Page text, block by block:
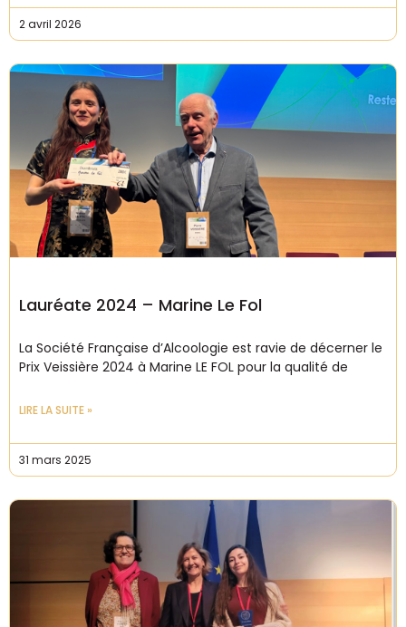
2 avril 2026
Lauréate 2024 – Marine Le Fol
La Société Française d’Alcoologie est ravie de décerner le
Prix Veissière 2024 à Marine LE FOL pour la qualité de
LIRE LA SUITE »
31 mars 2025